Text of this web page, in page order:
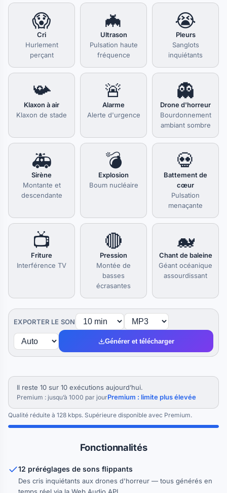
😱
Cri
Hurlement
perçant
🦇
Ultrason
Pulsation haute
fréquence
😭
Pleurs
Sanglots
inquiétants
📯
Klaxon à air
Klaxon de stade
🚨
Alarme
Alerte d'urgence
👻
Drone d'horreur
Bourdonnement
ambiant sombre
🚑
Sirène
Montante et
descendante
💣
Explosion
Boum nucléaire
💀
Battement de
cœur
Pulsation
menaçante
📺
Friture
Interférence TV
🔴
Pression
Montée de
basses
écrasantes
🐋
Chant de baleine
Géant océanique
assourdissant
EXPORTER LE SON
Générer et télécharger
Il reste 10 sur 10 exécutions aujourd’hui.
Premium : jusqu’à 1000 par jourPremium : limite plus élevée
Qualité réduite à 128 kbps. Supérieure disponible avec Premium.
Fonctionnalités
12 préréglages de sons flippants
Des cris inquiétants aux drones d'horreur — tous générés en